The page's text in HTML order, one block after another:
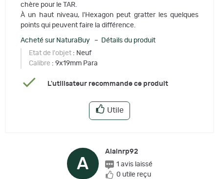
chère pour le TAR.
À un haut niveau, l'Hexagon peut gratter les quelques
points qui peuvent faire la différence.
Acheté sur NaturaBuy – Détails du produit
Etat de l'objet : Neuf
Calibre : 9x19mm Para
L'utilisateur recommande ce produit
Utile
A
Alainrp92
1 avis laissé
0 utile reçu